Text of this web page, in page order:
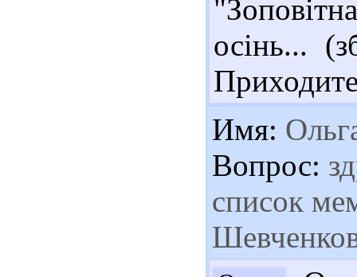
осінь...
Имя:
Вопрос:
список